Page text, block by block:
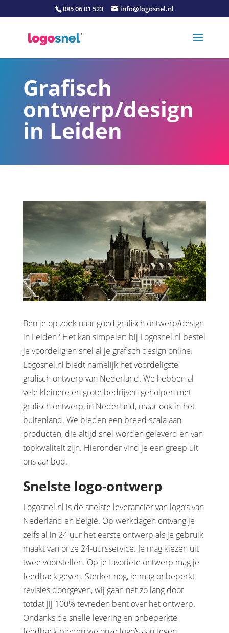
085 06 01 523 info@logosnel.nl
Grafisch
ontwerp/design
in Leiden
Ben je op zoek naar goed grafisch ontwerp/design
in Leiden? Het kan simpeler: bij Logosnel.nl bestel
je voordelig en snel al je grafisch design online.
Logosnel.nl biedt namelijk het voordeligste
grafisch ontwerp van Nederland. We hebben al
vele kleinere en grote bedrijven geholpen met
grafisch ontwerp, in Nederland, maar ook in het
buitenland. We bieden een breed scala aan
producten, die altijd snel worden geleverd en van
topkwaliteit zijn. Hieronder vind je een greep uit
ons aanbod.
Snelste logo-ontwerp
Logosnel.nl is de snelste leverancier van logo’s van
Nederland en België. Op werkdagen ontvang je
zelfs al in 24 uur het eerste ontwerp als je gebruik
maakt van onze 24-uursservice. Je mag kiezen uit
twee voorstellen. Op je favoriete ontwerp mag je
feedback geven. Sterker nog, je mag onbeperkt
revisies doorgeven, wij gaan net zo lang door
totdat jij 100% tevreden bent over het ontwerp.
Ondanks de snelle levering en onbeperkte